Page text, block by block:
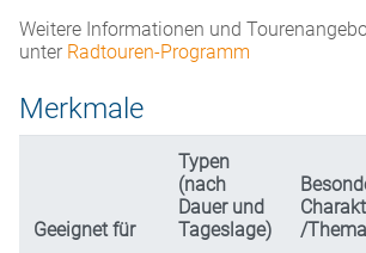
Weitere Informationen und
unter Radtouren-Programm
Merkmale
Geeignet für
Typen
(nach
Dauer und
Tageslage)
/Thema